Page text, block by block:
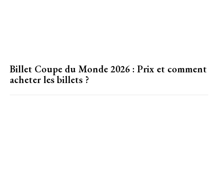
Billet Coupe du Monde 2026 : Prix et comment
acheter les billets ?